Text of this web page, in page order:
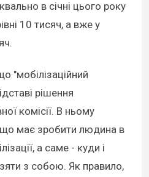
в січні цього року
10 тисяч, а вже у
"мобілізаційний
рішення
комісії. В ньому
що має зробити людина в
а саме - куди і
з собою. Як правило,